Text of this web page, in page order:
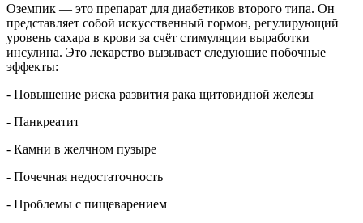
Оземпик — это препарат для диабетиков второго типа. Он
представляет собой искусственный гормон, регулирующий
уровень сахара в крови за счёт стимуляции выработки
инсулина. Это лекарство вызывает следующие побочные
эффекты:
- Повышение риска развития рака щитовидной железы
- Панкреатит
- Камни в желчном пузыре
- Почечная недостаточность
- Проблемы с пищеварением